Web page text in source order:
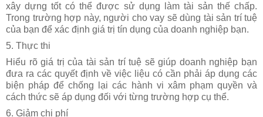
xây dựng tốt có thể được sử dụng làm tài sản thế chấp.
Trong trường hợp này, người cho vay sẽ dùng tài sản trí tuệ
của bạn để xác định giá trị tín dụng của doanh nghiệp bạn.
5. Thực thi
Hiểu rõ giá trị của tài sản trí tuệ sẽ giúp doanh nghiệp bạn
đưa ra các quyết định về việc liệu có cần phải áp dụng các
biện pháp để chống lại các hành vi xâm phạm quyền và
cách thức sẽ áp dụng đối với từng trường hợp cụ thể.
6. Giảm chi phí